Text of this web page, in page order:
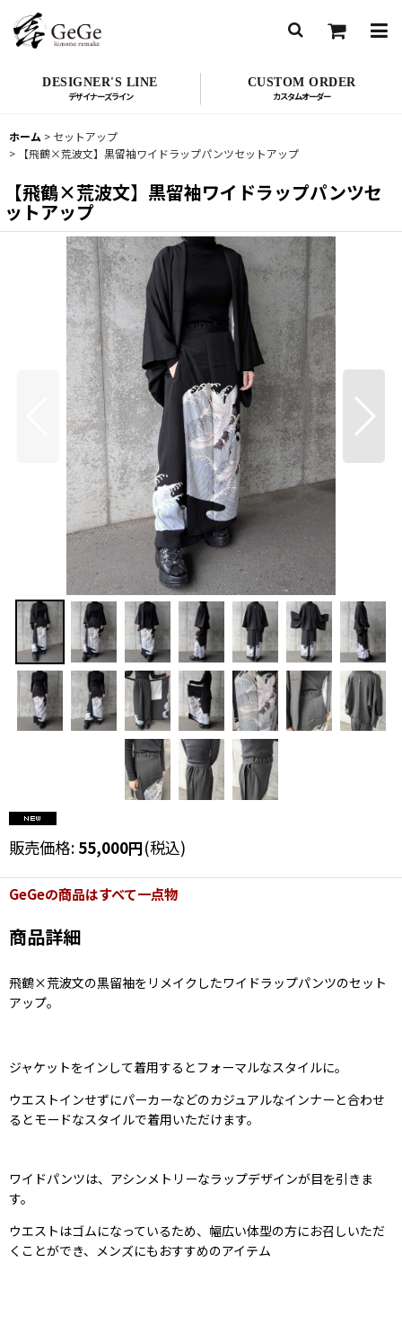
DESIGNER'S LINE CUSTOM ORDER
ホーム > セットアップ
>
【飛鶴×荒波文】黒留袖ワイドラップパンツセットアップ
【飛鶴×荒波文】黒留袖ワイドラップパンツセ
ットアップ
販売価格: 55,000円(税込)
GeGeの商品はすべて一点物
商品詳細
飛鶴×荒波文の黒留袖をリメイクしたワイドラップパンツのセット
アップ。
ジャケットをインして着用するとフォーマルなスタイルに。
ウエストインせずにパーカーなどのカジュアルなインナーと合わせ
るとモードなスタイルで着用いただけます。
ワイドパンツは、アシンメトリーなラップデザインが目を引きま
す。
ウエストはゴムになっているため、幅広い体型の方にお召しいただ
くことができ、メンズにもおすすめのアイテム